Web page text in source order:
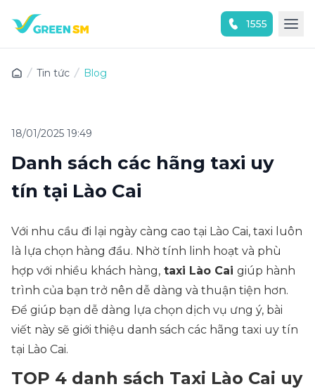
1555
Tin tức Blog
18/01/2025 19:49
Danh sách các hãng taxi uy
tín tại Lào Cai
Với nhu cầu đi lại ngày càng cao tại Lào Cai, taxi luôn
là lựa chọn hàng đầu. Nhờ tính linh hoạt và phù
hợp với nhiều khách hàng, taxi Lào Cai giúp hành
trình của bạn trở nên dễ dàng và thuận tiện hơn.
Để giúp bạn dễ dàng lựa chọn dịch vụ ưng ý, bài
viết này sẽ giới thiệu danh sách các hãng taxi uy tín
tại Lào Cai.
TOP 4 danh sách Taxi Lào Cai uy